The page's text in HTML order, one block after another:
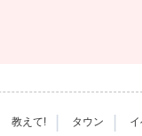
教えて! | タウン |